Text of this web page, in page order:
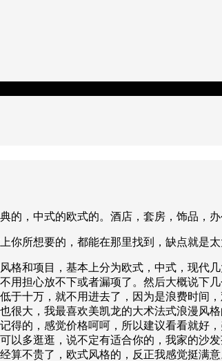
的，中式的欧式的。酒店，套房，饰品，办
你所想要的，都能在那里找到，缺点就是
格和项目，基本上分为欧式，中式，现
用担心放不下或者漏项了。然后大概说
于十万，就不用进去了，因为是浪费时间
很大，我最喜欢美凯龙的大术法式浪漫
得的，感觉价格呵呵，所以建议看看就
以多逛逛，说不定有适合你的，我家的沙
算不贵了，欧式风格的，反正我感觉挺满